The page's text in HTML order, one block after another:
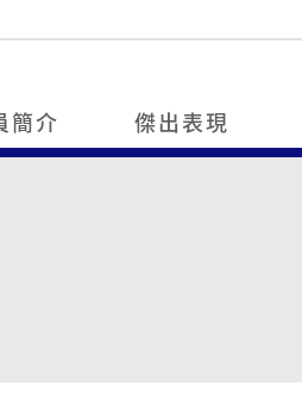
簡介 傑出表現